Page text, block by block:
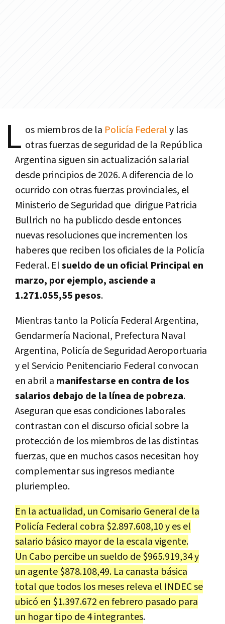
L os miembros de la Policía Federaly las
otras fuerzas de seguridad de la República
Argentina siguen sin actualización salarial
desde principios de 2026. A diferencia de lo
ocurrido con otras fuerzas provinciales, el
Ministerio de Seguridad que dirigue Patricia
Bullrich no ha publicdo desde entonces
nuevas resoluciones que incrementen los
haberes que reciben los oficiales de la Policía
Federal. Elsueldo de un oficial Principal en
marzo, por ejemplo, asciende a
1.271.055,55 pesos.
Mientras tanto la Policía Federal Argentina,
Gendarmería Nacional, Prefectura Naval
Argentina, Policía de Seguridad Aeroportuaria
y el Servicio Penitenciario Federal convocan
en abril a manifestarse en contra de los
salarios debajo de la línea de pobreza.
Aseguran que esas condiciones laborales
contrastan con el discurso oficial sobre la
protección de los miembros de las distintas
fuerzas, que en muchos casos necesitan hoy
complementar sus ingresos mediante
pluriempleo.
En la actualidad, un Comisario General de la
Policía Federal cobra $2.897.608,10 y es el
salario básico mayor de la escala vigente.
Un Cabo percibe un sueldo de $965.919,34 y
un agente $878.108,49. La canasta básica
total que todos los meses releva el INDEC se
ubicó en $1.397.672 en febrero pasado para
un hogar tipo de 4 integrantes.